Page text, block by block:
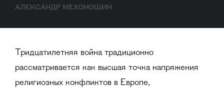
АЛЕКСАНДР МЕХОНОШИН
Тридцатилетняя война традиционно
рассматривается как высшая точка напряжения
религиозных конфликтов в Европе,